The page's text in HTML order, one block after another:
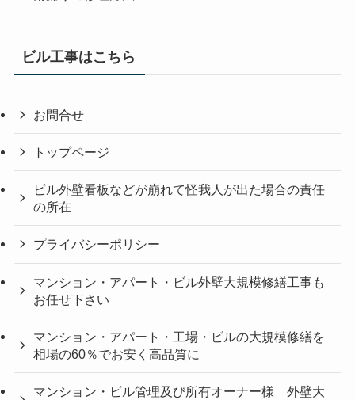
ビル工事はこちら
お問合せ
トップページ
ビル外壁看板などが崩れて怪我人が出た場合の責任
の所在
プライバシーポリシー
マンション・アパート・ビル外壁大規模修繕工事も
お任せ下さい
マンション・アパート・工場・ビルの大規模修繕を
相場の60％でお安く高品質に
マンション・ビル管理及び所有オーナー様 外壁大